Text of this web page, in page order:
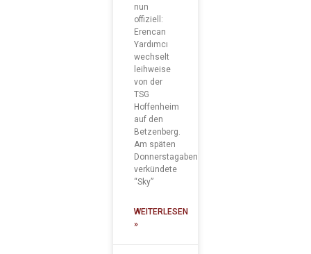
nun
offiziell:
Erencan
Yardımcı
wechselt
leihweise
von der
TSG
Hoffenheim
auf den
Betzenberg.
Am späten
Donnerstagabend
verkündete
“Sky”
WEITERLESEN
»